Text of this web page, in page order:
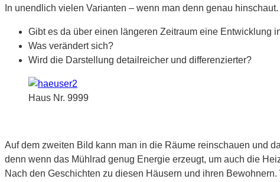
In unendlich vielen Varianten – wenn man denn genau
Gibt es da über einen längeren Zeitraum eine Entwicklung
Was verändert sich?
Wird die Darstellung detailreicher und differenzierter?
Haus Nr. 9999
Auf dem zweiten Bild kann man in die Räume reinschauen und
denn wenn das Mühlrad genug Energie erzeugt, um auch die
Nach den Geschichten zu diesen Häusern und ihren